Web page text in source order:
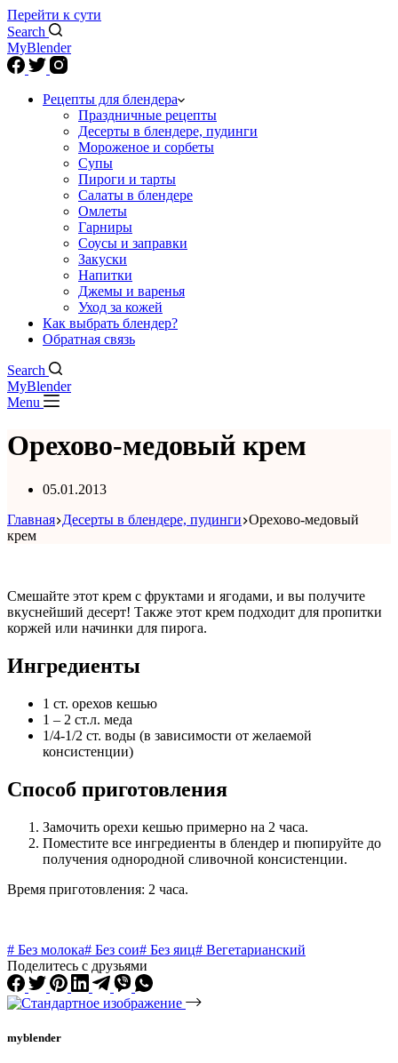
Перейти к сути
Search
MyBlender
Рецепты для блендера
Праздничные рецепты
Десерты в блендере, пудинги
Мороженое и сорбеты
Супы
Пироги и тарты
Салаты в блендере
Омлеты
Гарниры
Соусы и заправки
Закуски
Напитки
Джемы и варенья
Уход за кожей
Как выбрать блендер?
Обратная связь
Search
MyBlender
Menu
Орехово-медовый крем
05.01.2013
Главная Десерты в блендере, пудинги Орехово-медовый
крем
Смешайте этот крем с фруктами и ягодами, и вы получите
вкуснейший десерт! Также этот крем подходит для пропитки
коржей или начинки для пирога.
Ингредиенты
1 ст. орехов кешью
1 – 2 ст.л. меда
1/4-1/2 ст. воды (в зависимости от желаемой
консистенции)
Способ приготовления
Замочить орехи кешью примерно на 2 часа.
Поместите все ингредиенты в блендер и пюпируйте до
получения однородной сливочной консистенции.
Время приготовления: 2 часа.
# Без молока# Без сои# Без яиц# Вегетарианский
Поделитесь с друзьями
myblender